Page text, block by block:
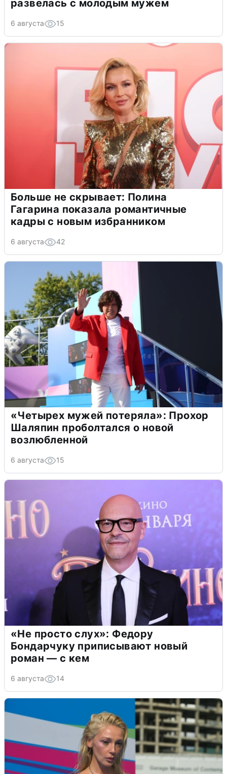
развелась с молодым мужем
6 августа 15
Больше не скрывает: Полина
Гагарина показала романтичные
кадры с новым избранником
6 августа 42
«Четырех мужей потеряла»: Прохор
Шаляпин проболтался о новой
возлюбленной
6 августа 15
«Не просто слух»: Федору
Бондарчуку приписывают новый
роман — с кем
6 августа 14